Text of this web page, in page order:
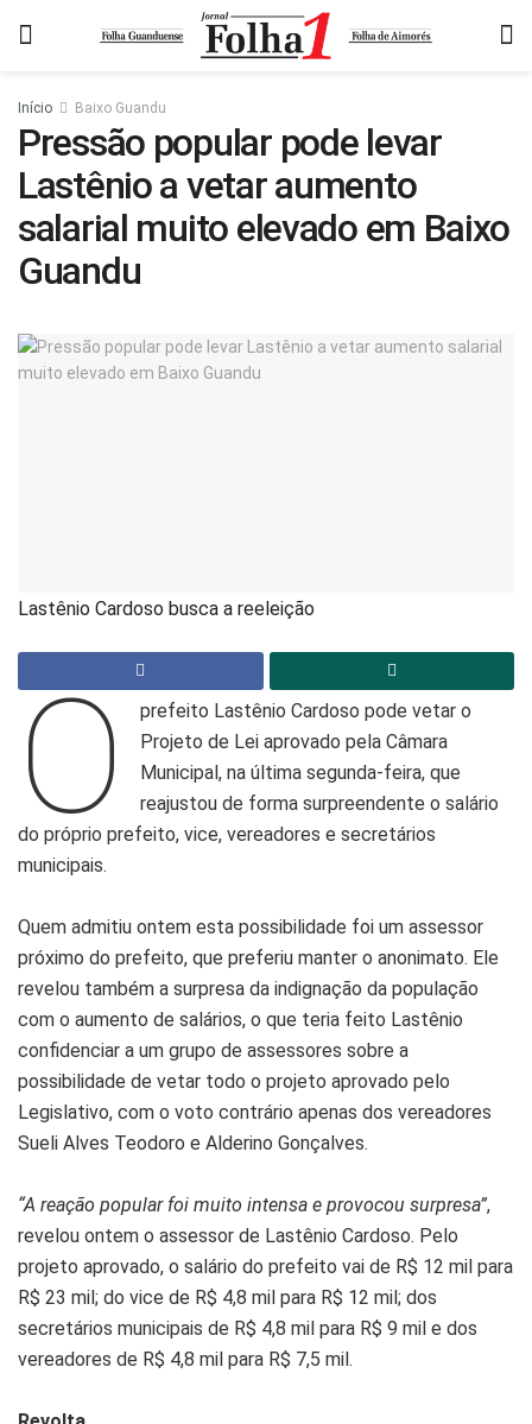
Início Baixo Guandu
Pressão popular pode levar
Lastênio a vetar aumento
salarial muito elevado em Baixo
Guandu
Lastênio Cardoso busca a reeleição
O
prefeito Lastênio Cardoso pode vetar o
Projeto de Lei aprovado pela Câmara
Municipal, na última segunda-feira, que
reajustou de forma surpreendente o salário
do próprio prefeito, vice, vereadores e secretários
municipais.
Quem admitiu ontem esta possibilidade foi um assessor
próximo do prefeito, que preferiu manter o anonimato. Ele
revelou também a surpresa da indignação da população
com o aumento de salários, o que teria feito Lastênio
confidenciar a um grupo de assessores sobre a
possibilidade de vetar todo o projeto aprovado pelo
Legislativo, com o voto contrário apenas dos vereadores
Sueli Alves Teodoro e Alderino Gonçalves.
“A reação popular foi muito intensa e provocou surpresa”,
revelou ontem o assessor de Lastênio Cardoso. Pelo
projeto aprovado, o salário do prefeito vai de R$ 12 mil para
R$ 23 mil; do vice de R$ 4,8 mil para R$ 12 mil; dos
secretários municipais de R$ 4,8 mil para R$ 9 mil e dos
vereadores de R$ 4,8 mil para R$ 7,5 mil.